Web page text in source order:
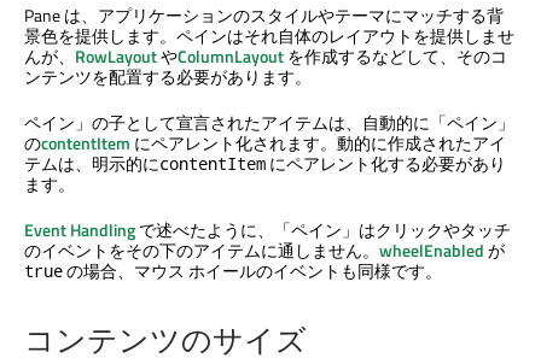
Pane は、アプリケーションのスタイルやテーマにマッチする背
景色を提供します。ペインはそれ自体のレイアウトを提供しませ
んが、 RowLayoutやColumnLayoutを作成するなどして、そのコ
ンテンツを配置する必要があります。
ペイン」の子として宣言されたアイテムは、自動的に「ペイン」
のcontentItem にペアレント化されます。動的に作成されたアイ
テムは、明示的にcontentItem にペアレント化する必要があり
ます。
Event Handlingで述べたように、「ペイン」はクリックやタッチ
のイベントをその下のアイテムに通しません。 wheelEnabledが
trueの場合、マウス ホイールのイベントも同様です。
コンテンツのサイズ